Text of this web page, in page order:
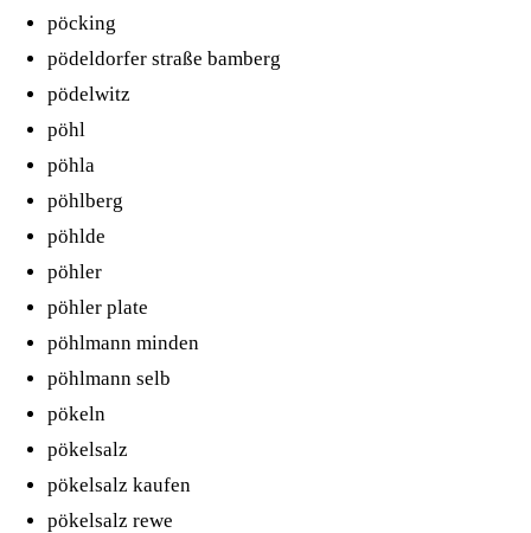
pöcking
pödeldorfer straße bamberg
pödelwitz
pöhl
pöhla
pöhlberg
pöhlde
pöhler
pöhler plate
pöhlmann minden
pöhlmann selb
pökeln
pökelsalz
pökelsalz kaufen
pökelsalz rewe